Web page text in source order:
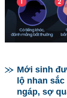
Mới sinh
lộ nhan
ngáp, sợ